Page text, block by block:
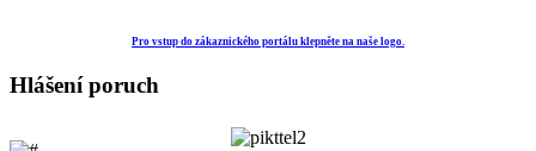
Pro vstup do zákaznického portálu klepněte na naše logo.
Hlášení poruch